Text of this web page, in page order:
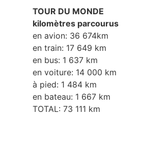
TOUR DU MONDE
kilomètres parcourus
en avion: 36 674km
en train: 17 649 km
en bus: 1 637 km
en voiture: 14 000 km
à pied: 1 484 km
en bateau: 1 667 km
TOTAL: 73 111 km